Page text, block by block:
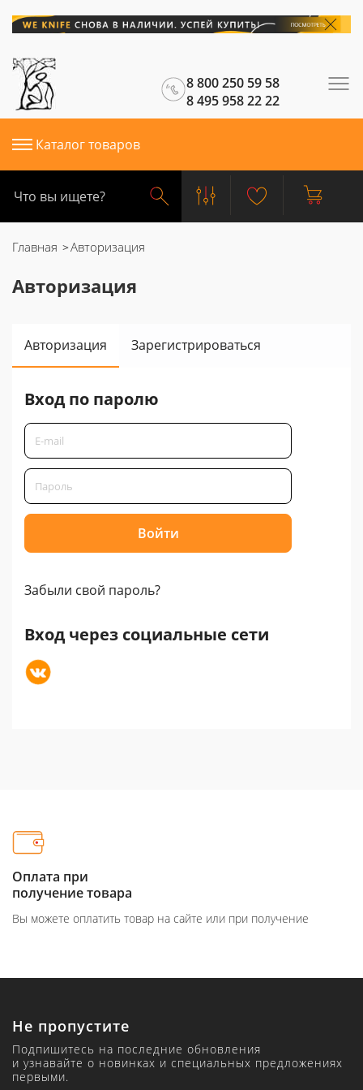
8 800 250 59 58
8 495 958 22 22
Каталог товаров
Главная Авторизация
Авторизация
Авторизация Зарегистрироваться
Вход по паролю
Забыли свой пароль?
Вход через социальные сети
Оплата при
получение товара
Вы можете оплатить товар на сайте или при получение
Не пропустите
Подпишитесь на последние обновления
и узнавайте о новинках и специальных предложениях
первыми.